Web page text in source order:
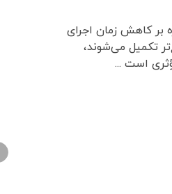
بر کاهش زمان اجرای
تکمیل می‌شوند،
است ...